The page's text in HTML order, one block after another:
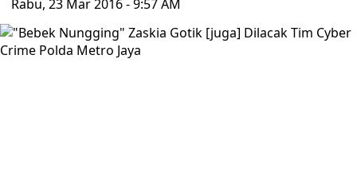
Rabu, 23 Mar 2016 - 9:57 AM